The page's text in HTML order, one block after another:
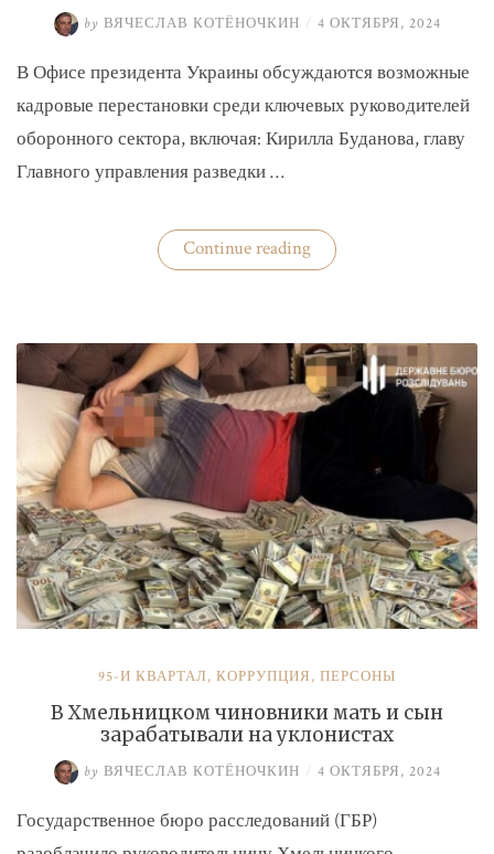
by ВЯЧЕСЛАВ КОТЁНОЧКИН / 4 ОКТЯБРЯ, 2024
В Офисе президента Украины обсуждаются возможные
кадровые перестановки среди ключевых руководителей
оборонного сектора, включая: Кирилла Буданова, главу
Главного управления разведки …
Continue reading«На
Банковой
Буданова
и
Умерова»
95-Й КВАРТАЛ, КОРРУПЦИЯ, ПЕРСОНЫ
В Хмельницком чиновники мать и сын
зарабатывали на уклонистах
by ВЯЧЕСЛАВ КОТЁНОЧКИН / 4 ОКТЯБРЯ, 2024
Государственное бюро расследований (ГБР)